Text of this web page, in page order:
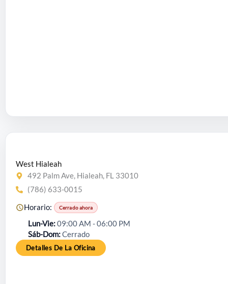
West Hialeah
492 Palm Ave, Hialeah, FL 33010
(786) 633-0015
Horario: Cerrado ahora
Lun-Vie 09:00 AM - 06:00 PM
Sáb-Dom Cerrado
Detalles De La Oficina